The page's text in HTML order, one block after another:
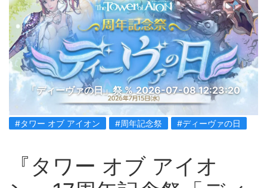
「ディーヴァの日」祭 % 2026-07-08 12:23:20
#タワー オブ アイオン #周年記念祭 #ディーヴァの日
『タワー オブ アイオ